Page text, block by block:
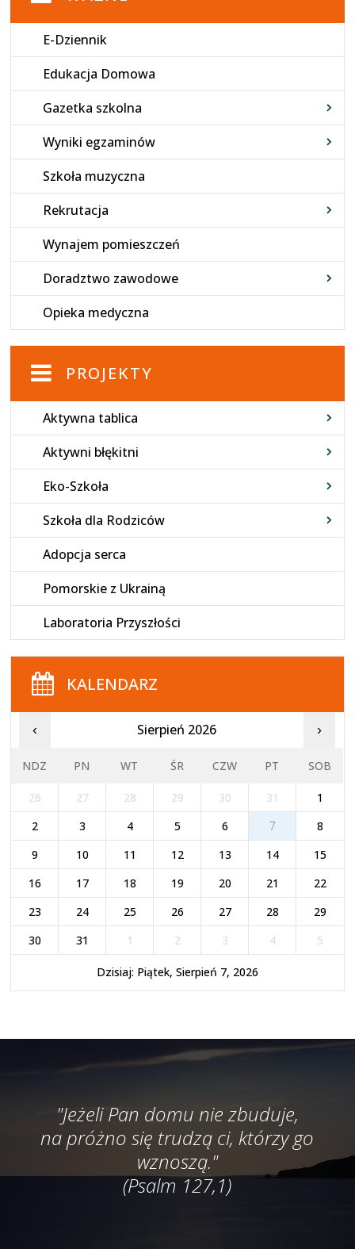
E-Dziennik
Edukacja Domowa
Gazetka szkolna
Wyniki egzaminów
Szkoła muzyczna
Rekrutacja
Wynajem pomieszczeń
Doradztwo zawodowe
Opieka medyczna
PROJEKTY
Aktywna tablica
Aktywni błękitni
Eko-Szkoła
Szkoła dla Rodziców
Adopcja serca
Pomorskie z Ukrainą
Laboratoria Przyszłości
KALENDARZ
‹ Sierpień 2026 ›
NDZ PN WT ŚR CZW PT SOB
26 27 28 29 30 31
1
2
3 4 5 6 7
8
9
10 11 12 13 14
15
16
17 18 19 20 21
22
23
24 25 26 27 28
29
30
31 1 2 3 4 5
Dzisiaj: Piątek, Sierpień 7, 2026
"Jeżeli Pan domu nie zbuduje,
na próżno się trudzą ci, którzy go
wznoszą."
(Psalm 127,1)